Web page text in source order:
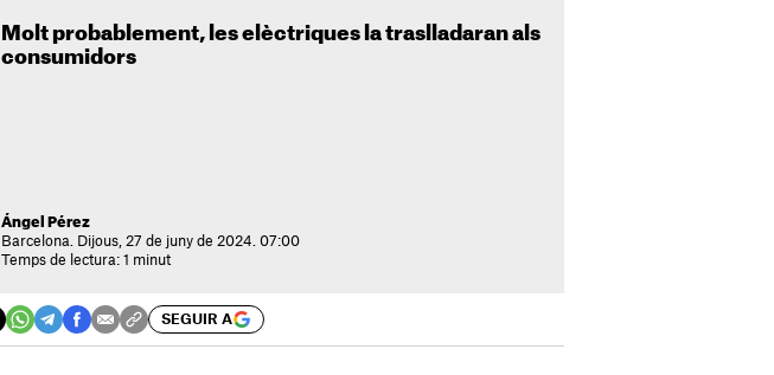
Molt probablement, les elèctriques la traslladaran als
consumidors
Ángel Pérez
Barcelona. Dijous, 27 de juny de 2024. 07:00
Temps de lectura: 1 minut
SEGUIR A